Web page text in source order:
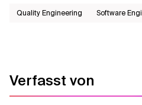
Quality Engineering Software
Verfasst von